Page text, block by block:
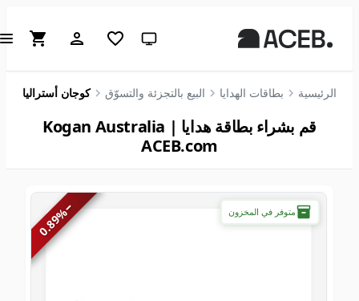
سمة النظام (انقر للفاتحة)
الرئيسية بطاقات الهدايا البيع بالتجزئة والتسوّق كوجان أستراليا
قم بشراء بطاقة هدايا Kogan Australia |
ACEB.com
متوفر في المخزون −
0.89%